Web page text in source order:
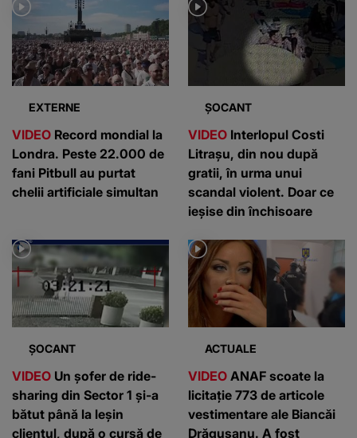
EXTERNE
VIDEO Record mondial la
Londra. Peste 22.000 de
fani Pitbull au purtat
chelii artificiale simultan
ȘOCANT
VIDEO Interlopul Costi
Litrașu, din nou după
gratii, în urma unui
scandal violent. Doar ce
ieșise din închisoare
ȘOCANT
VIDEO Un șofer de ride-
sharing din Sector 1 și-a
bătut până la leșin
clientul, după o cursă de
ACTUALE
VIDEO ANAF scoate la
licitație 773 de articole
vestimentare ale Biancăi
Drăgușanu. A fost